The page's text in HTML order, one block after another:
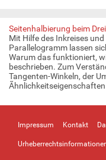
Seitenhalbierung beim
Mit Hilfe des Inkreises
Parallelogramm lassen
Warum das funktioniert,
beschrieben. Zum
Tangenten-Winkeln, der
Impressum Kontakt